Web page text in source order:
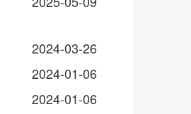
2024-03-26
2024-01-06
2024-01-06